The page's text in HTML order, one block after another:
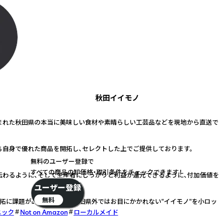
秋田イイモノ
た秋田県の本当に美味しい食材や素晴らしい工芸品などを現地から直送で
身で優れた商品を開拓し、セレクトした上でご提供しております。
るように、そして生産者にしっかりと利益が還元できるように、付加価値
に課題があり、なかなか秋田県外ではお目にかかれない"イイモノ"を小ロッ
ク
Not on Amazon ローカルメイド
無料のユーザー登録で
すべての商品の卸価格・取引条件をチェックできます！
ユーザー登録
無料